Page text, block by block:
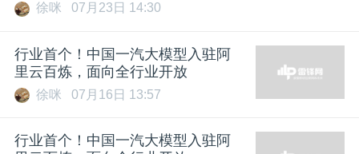
徐咪 07月23日 14:30
行业首个！中国一汽大模型入驻阿
里云百炼，面向全行业开放
徐咪 07月16日 13:57
行业首个！中国一汽大模型入驻阿